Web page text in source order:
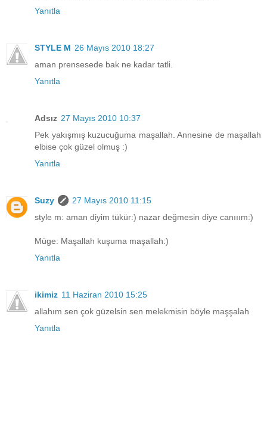
Yanıtla
STYLE M 26 Mayıs 2010 18:27
aman prensesede bak ne kadar tatli.
Yanıtla
Adsız 27 Mayıs 2010 10:37
Pek yakışmış kuzucuğuma maşallah. Annesine de maşallah
elbise çok güzel olmuş :)
Yanıtla
Suzy
27 Mayıs 2010 11:15
style m: aman diyim tükür:) nazar değmesin diye canııım:)
Müge: Maşallah kuşuma maşallah:)
Yanıtla
ikimiz 11 Haziran 2010 15:25
allahım sen çok güzelsin sen melekmisin böyle maşşalah
Yanıtla